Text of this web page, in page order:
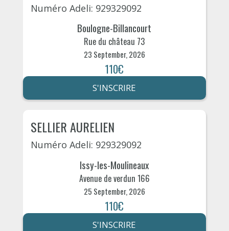
Numéro Adeli: 929329092
Boulogne-Billancourt
Rue du château 73
23 September, 2026
110€
S'INSCRIRE
SELLIER AURELIEN
Numéro Adeli: 929329092
Issy-les-Moulineaux
Avenue de verdun 166
25 September, 2026
110€
S'INSCRIRE